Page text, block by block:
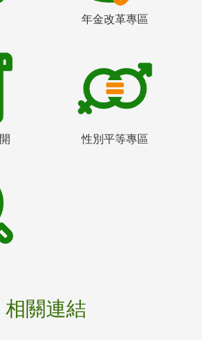
年金改革專區
性別平等專區
相關連結